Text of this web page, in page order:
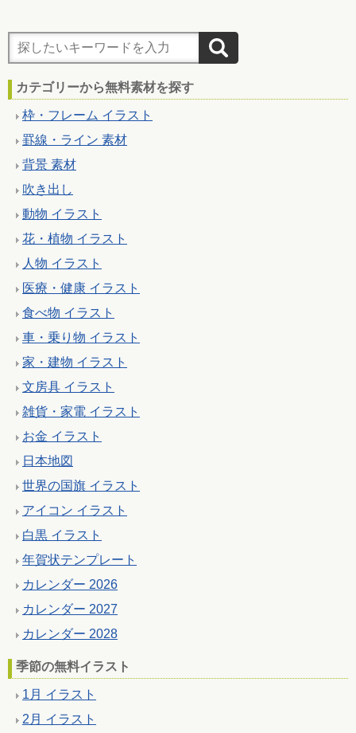
カテゴリーから無料素材を探す
枠・フレーム イラスト
罫線・ライン 素材
背景 素材
吹き出し
動物 イラスト
花・植物 イラスト
人物 イラスト
医療・健康 イラスト
食べ物 イラスト
車・乗り物 イラスト
家・建物 イラスト
文房具 イラスト
雑貨・家電 イラスト
お金 イラスト
日本地図
世界の国旗 イラスト
アイコン イラスト
白黒 イラスト
年賀状テンプレート
カレンダー 2026
カレンダー 2027
カレンダー 2028
季節の無料イラスト
1月 イラスト
2月 イラスト